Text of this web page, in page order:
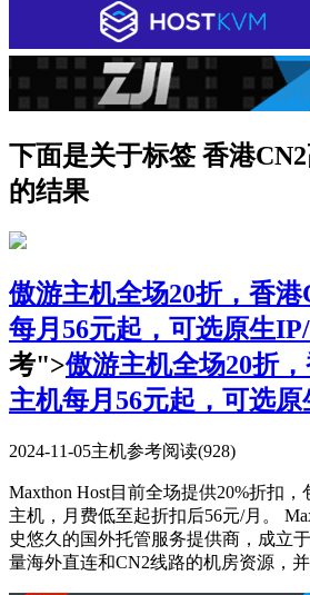
下面是关于标签 香港
的结果
傲游主机全场20折，香港
每月56元起，可选原生
考">傲游主机全场20折
主机每月56元起，可选
2024-11-05主机参考阅读(928)
Maxthon Host目前全场提供20%折扣
主机，月费低至起折扣后56元/月。
史悠久的国外托管服务提供商，成立
量海外直连和CN2线路的机房资源，